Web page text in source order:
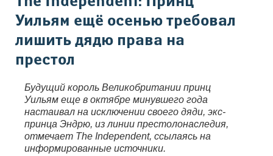
Уильям ещё осенью требовал
лишить дядю права на
престол
Будущий король Великобритании принц
Уильям еще в октябре минувшего года
настаивал на исключении своего дяди, экс-
принца Эндрю, из линии престолонаследия,
отмечает The Independent, ссылаясь на
информированные источники.